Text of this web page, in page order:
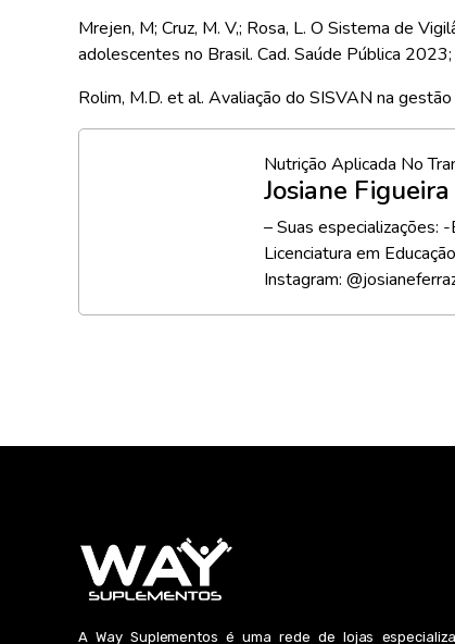
Mrejen, M; Cruz, M. V,; Rosa, L. O Sistema de
adolescentes no Brasil. Cad. Saúde Pública
Rolim, M.D. et al. Avaliação do SISVAN na
Nutrição Aplicada No
Josiane
– Suas especializações:
Licenciatura em
Instagram:
A Way Suplementos é uma rede de lojas